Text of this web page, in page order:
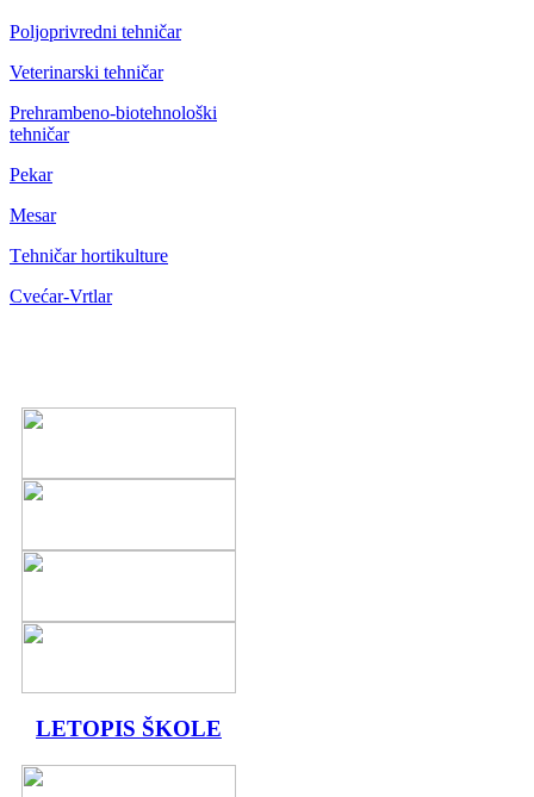
Poljoprivredni tehničar
Veterinarski tehničar
Prehrambeno-biotehnološki
tehničar
Pekar
Mesar
Тehničar hortikulture
Cvećar-Vrtlar
LETOPIS ŠKOLE